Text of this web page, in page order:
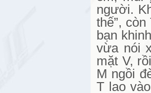
người.
thế”,
bạn
vừa nói
mặt V,
M ngồi
T lao